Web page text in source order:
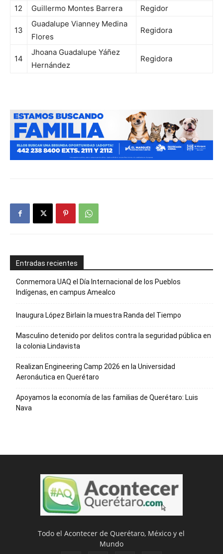
12
Guillermo Montes Barrera Regidor
13
Guadalupe Vianney Medina
Flores
Regidora
14
Jhoana Guadalupe Yáñez
Hernández
Regidora
Entradas recientes
Conmemora UAQ el Día Internacional de los Pueblos
Indígenas, en campus Amealco
Inaugura López Birlain la muestra Randa del Tiempo
Masculino detenido por delitos contra la seguridad pública en
la colonia Lindavista
Realizan Engineering Camp 2026 en la Universidad
Aeronáutica en Querétaro
Apoyamos la economía de las familias de Querétaro: Luis
Nava
Todo el Acontecer de Querétaro, México y el
Mundo